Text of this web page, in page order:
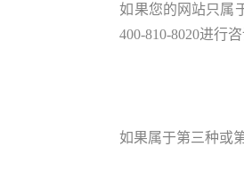
如果您的网站只属
400-810-8020进行咨
如果属于第三种或